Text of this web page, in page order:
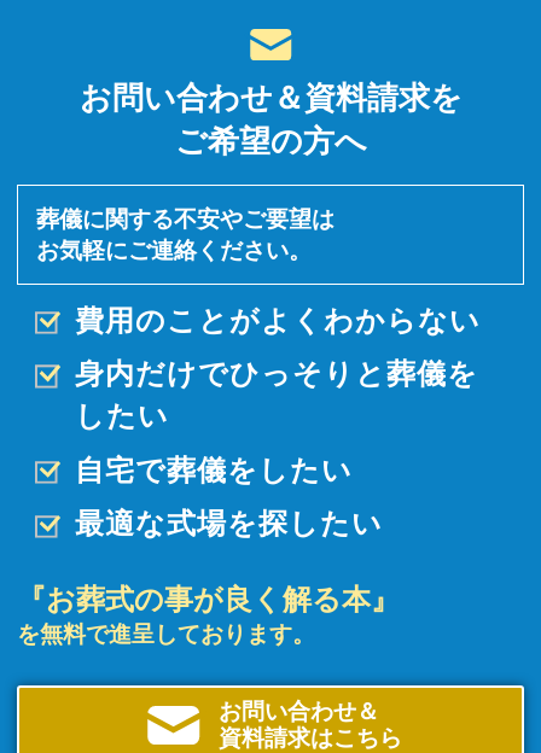
お問い合わせ＆資料請求を
ご希望の方へ
葬儀に関する不安やご要望は
お気軽にご連絡ください。
費用のことがよくわからない
身内だけでひっそりと 葬儀を
したい
自宅で葬儀をしたい
最適な式場を探したい
『お葬式の事が良く解る本』
を無料で進呈しております。
お問い合わせ＆
資料請求はこちら